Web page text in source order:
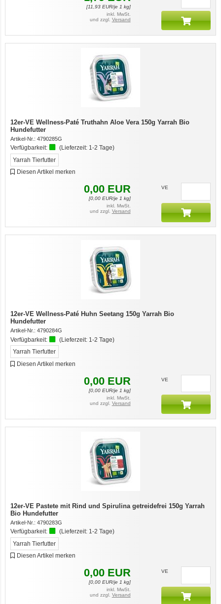
[11,93EUR/je 1 kg]
inkl. MwSt.
und zzgl. Versand
12er-VE Wellness-Paté Truthahn Aloe Vera 150g Yarrah Bio
Hundefutter
Artikel-Nr.: 4790285G
Verfügbarkeit: (Lieferzeit: 1-2 Tage)
Yarrah Tierfutter
Diesen Artikel merken
0,00 EUR
[0,00EUR/je 1 kg]
inkl. MwSt.
und zzgl. Versand
VE
12er-VE Wellness-Paté Huhn Seetang 150g Yarrah Bio
Hundefutter
Artikel-Nr.: 4790284G
Verfügbarkeit: (Lieferzeit: 1-2 Tage)
Yarrah Tierfutter
Diesen Artikel merken
0,00 EUR
[0,00EUR/je 1 kg]
inkl. MwSt.
und zzgl. Versand
VE
12er-VE Pastete mit Rind und Spirulina getreidefrei 150g Yarrah
Bio Hundefutter
Artikel-Nr.: 4790283G
Verfügbarkeit: (Lieferzeit: 1-2 Tage)
Yarrah Tierfutter
Diesen Artikel merken
0,00 EUR
[0,00EUR/je 1 kg]
inkl. MwSt.
und zzgl. Versand
VE